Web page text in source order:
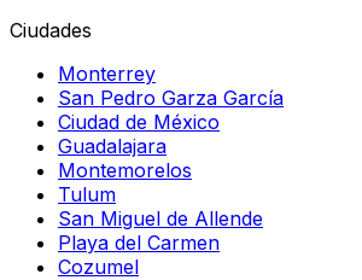
Ciudades
Monterrey
San Pedro Garza García
Ciudad de México
Guadalajara
Montemorelos
Tulum
San Miguel de Allende
Playa del Carmen
Cozumel